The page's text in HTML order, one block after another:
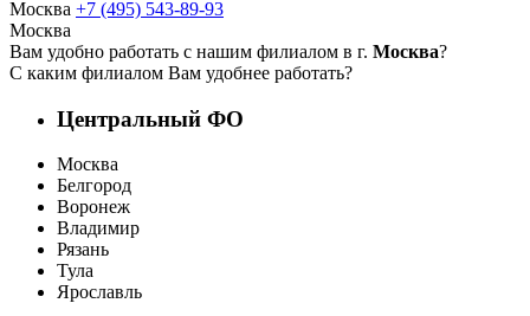
Москва +7 (495) 543-89-93
Москва
Вам удобно работать с нашим филиалом в г. Москва?
С каким филиалом Вам удобнее работать?
Центральный ФО
Москва
Белгород
Воронеж
Владимир
Рязань
Тула
Ярославль